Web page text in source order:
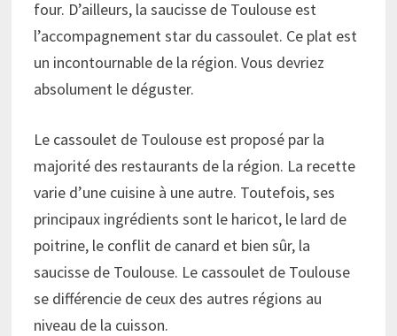
four. D’ailleurs, la saucisse de Toulouse est
l’accompagnement star du cassoulet. Ce plat est
un incontournable de la région. Vous devriez
absolument le déguster.
Le cassoulet de Toulouse est proposé par la
majorité des restaurants de la région. La recette
varie d’une cuisine à une autre. Toutefois, ses
principaux ingrédients sont le haricot, le lard de
poitrine, le conflit de canard et bien sûr, la
saucisse de Toulouse. Le cassoulet de Toulouse
se différencie de ceux des autres régions au
niveau de la cuisson.